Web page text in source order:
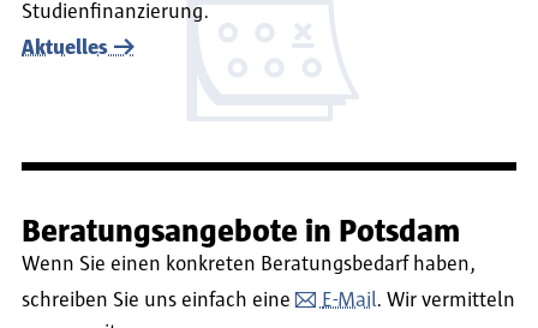
Studienfinanzierung.
Aktuelles
Beratungsangebote in Potsdam
Wenn Sie einen konkreten Beratungsbedarf haben,
schreiben Sie uns einfach eine
E-Mail. Wir vermitteln